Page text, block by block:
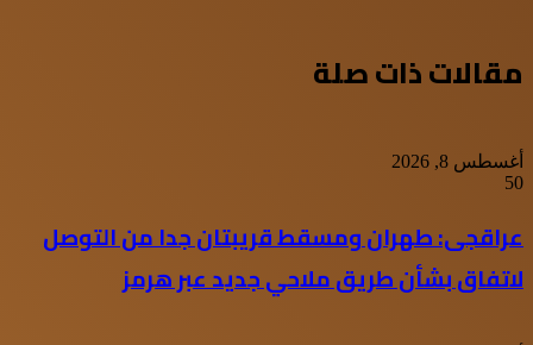
مقالات ذات صلة
أغسطس 8, 2026
50
عراقجى: طهران ومسقط قريبتان جدا من التوصل
لاتفاق بشأن طريق ملاحي جديد عبر هرمز